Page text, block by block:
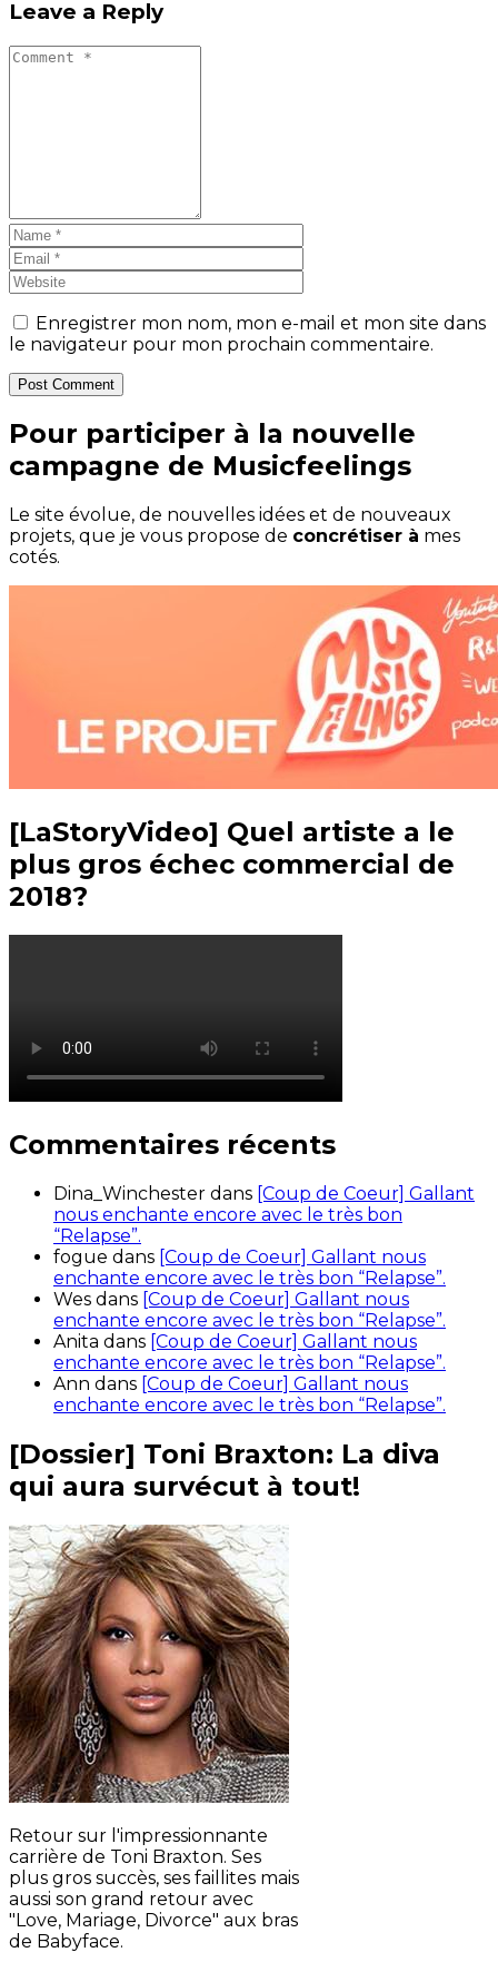
Leave a Reply
Enregistrer mon nom, mon e-mail et mon site dans
le navigateur pour mon prochain commentaire.
Post Comment
Pour participer à la nouvelle
campagne de Musicfeelings
Le site évolue, de nouvelles idées et de nouveaux
projets, que je vous propose de concrétiser à mes
cotés.
[LaStoryVideo] Quel artiste a le
plus gros échec commercial de
2018?
Commentaires récents
Dina_Winchester dans [Coup de Coeur] Gallant
nous enchante encore avec le très bon
“Relapse”.
fogue dans [Coup de Coeur] Gallant nous
enchante encore avec le très bon “Relapse”.
Wes dans [Coup de Coeur] Gallant nous
enchante encore avec le très bon “Relapse”.
Anita dans [Coup de Coeur] Gallant nous
enchante encore avec le très bon “Relapse”.
Ann dans [Coup de Coeur] Gallant nous
enchante encore avec le très bon “Relapse”.
[Dossier] Toni Braxton: La diva
qui aura survécut à tout!
Retour sur l'impressionnante
carrière de Toni Braxton. Ses
plus gros succès, ses faillites mais
aussi son grand retour avec
"Love, Mariage, Divorce" aux bras
de Babyface.